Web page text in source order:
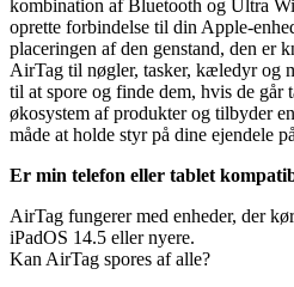
kombination af Bluetooth og Ultra
oprette forbindelse til din Apple-
placeringen af den genstand, den er
AirTag til nøgler, tasker, kæledyr og
til at spore og finde dem, hvis de går
økosystem af produkter og tilbyder
måde at holde styr på dine ejendele
Er min telefon eller tablet
AirTag fungerer med enheder, der
iPadOS 14.5 eller nyere.
Kan AirTag spores af alle?